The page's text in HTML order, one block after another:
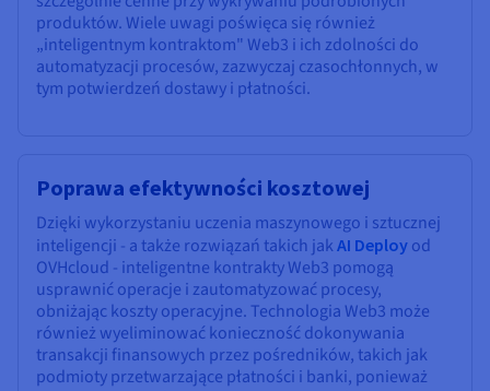
produktów. Wiele uwagi poświęca się również
„inteligentnym kontraktom" Web3 i ich zdolności do
automatyzacji procesów, zazwyczaj czasochłonnych, w
tym potwierdzeń dostawy i płatności.
Poprawa efektywności kosztowej
Dzięki wykorzystaniu uczenia maszynowego i sztucznej
inteligencji - a także rozwiązań takich jakAI Deploy od
OVHcloud - inteligentne kontrakty Web3 pomogą
usprawnić operacje i zautomatyzować procesy,
obniżając koszty operacyjne. Technologia Web3 może
również wyeliminować konieczność dokonywania
transakcji finansowych przez pośredników, takich jak
podmioty przetwarzające płatności i banki, ponieważ